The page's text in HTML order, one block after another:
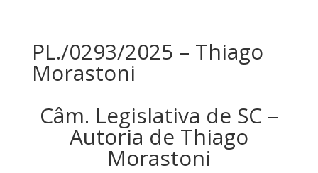
PL./0293/2025 – Thiago
Morastoni
Câm. Legislativa de SC –
Autoria de Thiago
Morastoni